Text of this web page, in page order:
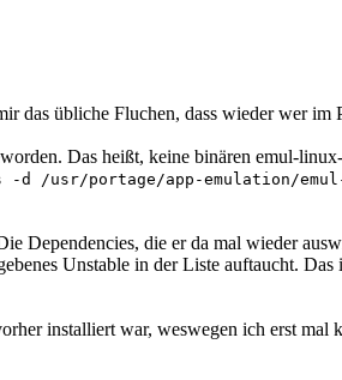
das übliche Fluchen, dass wieder wer im
Das heißt, keine binären emul-
-d /usr/portage/app-emulation/
Dependencies, die er da mal wieder
Unstable in der Liste auftaucht.
installiert war, weswegen ich erst mal